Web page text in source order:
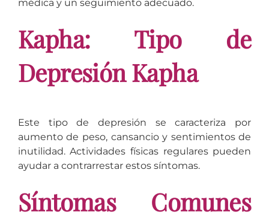
médica y un seguimiento adecuado.
Kapha: Tipo de
Depresión Kapha
Este tipo de depresión se caracteriza por
aumento de peso, cansancio y sentimientos de
inutilidad. Actividades físicas regulares pueden
ayudar a contrarrestar estos síntomas.
Síntomas Comunes